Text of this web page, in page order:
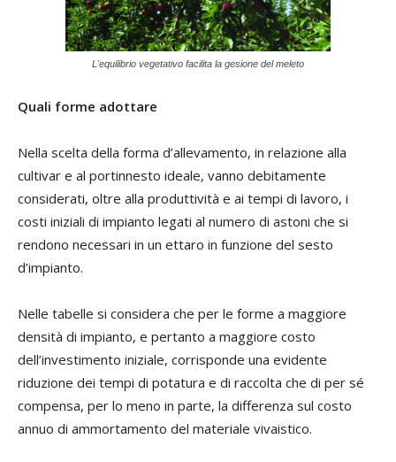
L'equilibrio vegetativo facilita la gesione del meleto
Quali forme adottare
Nella scelta della forma d’allevamento, in relazione alla
cultivar e al portinnesto ideale, vanno debitamente
considerati, oltre alla produttività e ai tempi di lavoro, i
costi iniziali di impianto legati al numero di astoni che si
rendono necessari in un ettaro in funzione del sesto
d’impianto.
Nelle tabelle si considera che per le forme a maggiore
densità di impianto, e pertanto a maggiore costo
dell’investimento iniziale, corrisponde una evidente
riduzione dei tempi di potatura e di raccolta che di per sé
compensa, per lo meno in parte, la differenza sul costo
annuo di ammortamento del materiale vivaistico.